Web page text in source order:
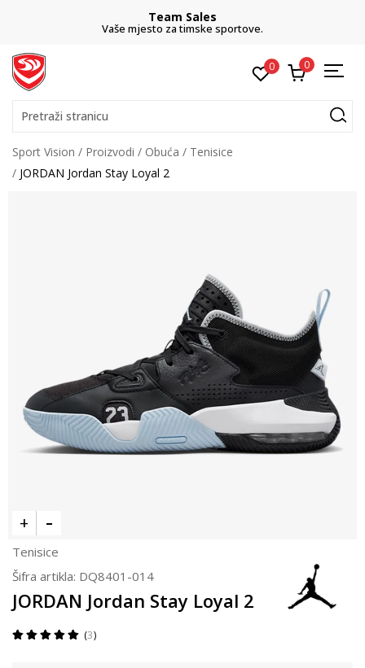
Team Sales
Vaše mjesto za timske sportove.
0 0
Pretraži stranicu
Sport Vision Proizvodi Obuća
Tenisice
JORDAN Jordan Stay Loyal 2
Tenisice
Šifra artikla: DQ8401-014
JORDAN Jordan Stay Loyal 2
3